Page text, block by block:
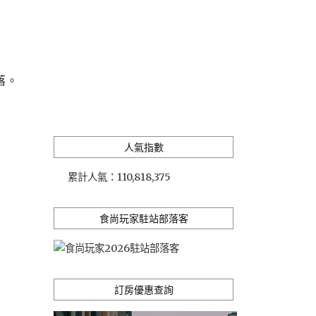
人氣指數
累計人氣： 110,818,375
食尚玩家駐站部落客
訂房優惠查詢